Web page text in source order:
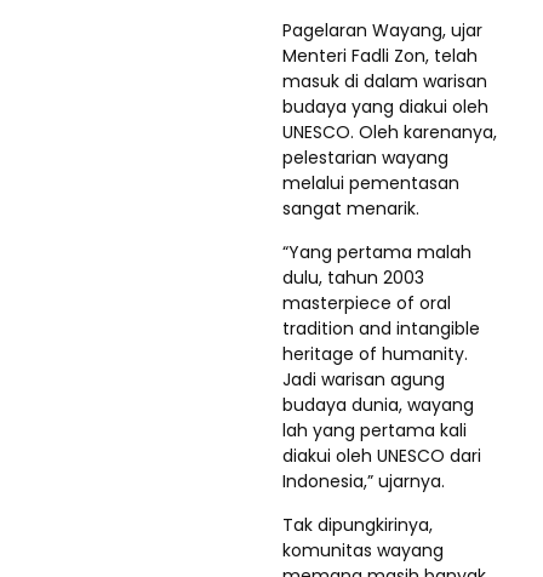
Pagelaran Wayang, ujar
Menteri Fadli Zon, telah
masuk di dalam warisan
budaya yang diakui oleh
UNESCO. Oleh karenanya,
pelestarian wayang
melalui pementasan
sangat menarik.
“Yang pertama malah
dulu, tahun 2003
masterpiece of oral
tradition and intangible
heritage of humanity.
Jadi warisan agung
budaya dunia, wayang
lah yang pertama kali
diakui oleh UNESCO dari
Indonesia,” ujarnya.
Tak dipungkirinya,
komunitas wayang